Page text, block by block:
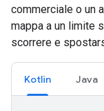
commerciale o un
mappa a un limite
scorrere e
Kotlin Java